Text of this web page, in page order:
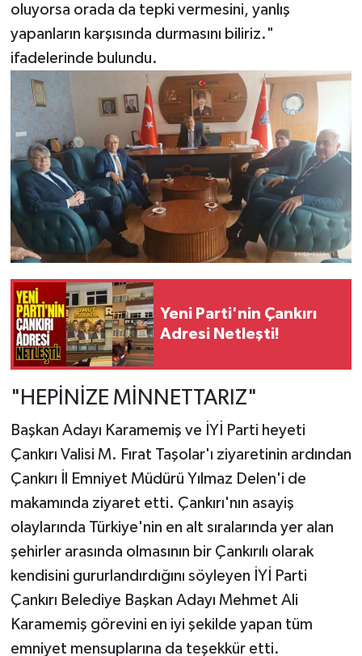
oluyorsa orada da tepki vermesini, yanlış
yapanların karşısında durmasını biliriz."
ifadelerinde bulundu.
Yeni Parti'nin Çankırı
Adresi Netleşti!
"HEPİNİZE MİNNETTARIZ"
Başkan Adayı Karamemiş ve İYİ Parti heyeti
Çankırı Valisi M. Fırat Taşolar'ı ziyaretinin ardından
Çankırı İl Emniyet Müdürü Yılmaz Delen'i de
makamında ziyaret etti. Çankırı'nın asayiş
olaylarında Türkiye'nin en alt sıralarında yer alan
şehirler arasında olmasının bir Çankırılı olarak
kendisini gururlandırdığını söyleyen İYİ Parti
Çankırı Belediye Başkan Adayı Mehmet Ali
Karamemiş görevini en iyi şekilde yapan tüm
emniyet mensuplarına da teşekkür etti.